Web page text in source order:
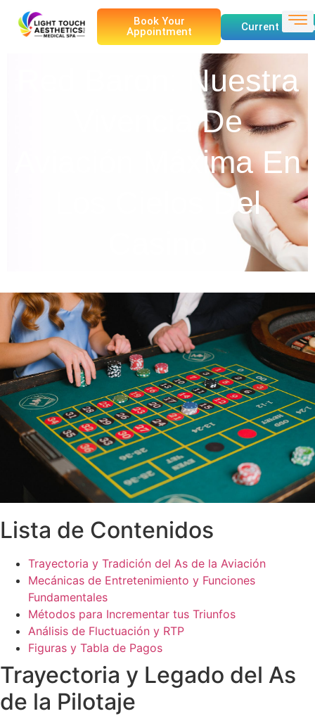
Book Your
Appointment
Current
Red Baron: Nuestra
Vivencia De
Aviación Máxima En
Los Cielos Del
Lista de Contenidos
Trayectoria y Tradición del As de la Aviación
Mecánicas de Entretenimiento y Funciones
Fundamentales
Métodos para Incrementar tus Triunfos
Análisis de Fluctuación y RTP
Figuras y Tabla de Pagos
Trayectoria y Legado del As
de la Pilotaje